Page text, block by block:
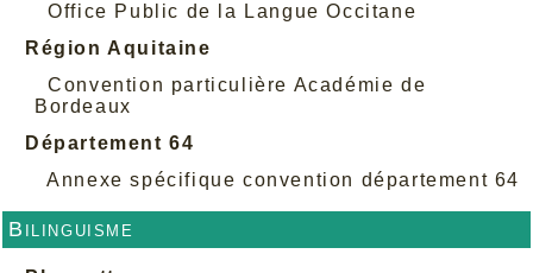
Office Public de la Langue Occitane
Région Aquitaine
Convention particulière Académie de
Bordeaux
Département 64
Annexe spécifique convention département 64
Bilinguisme